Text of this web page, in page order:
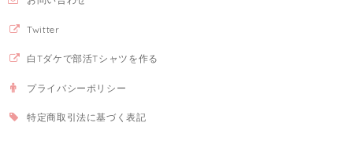
Twitter
白Tダケで部活Tシャツを作る
プライバシーポリシー
特定商取引法に基づく表記